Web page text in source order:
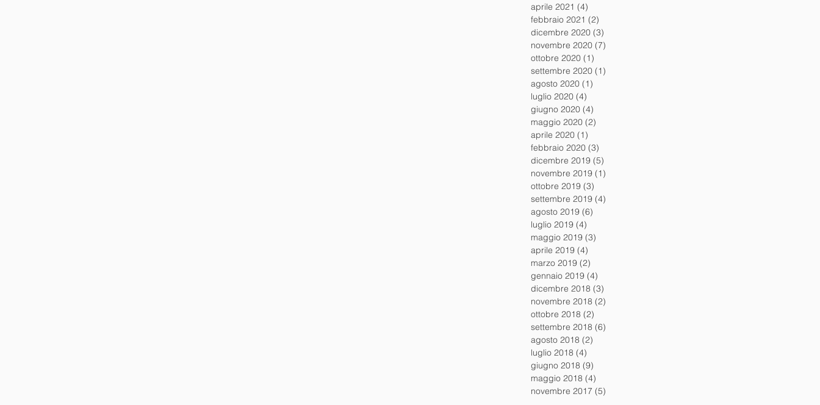
aprile 2021 (4)
febbraio 2021 (2)
dicembre 2020 (3)
novembre 2020 (7)
ottobre 2020 (1)
settembre 2020 (1)
agosto 2020 (1)
luglio 2020 (4)
giugno 2020 (4)
maggio 2020 (2)
aprile 2020 (1)
febbraio 2020 (3)
dicembre 2019 (5)
novembre 2019 (1)
ottobre 2019 (3)
settembre 2019 (4)
agosto 2019 (6)
luglio 2019 (4)
maggio 2019 (3)
aprile 2019 (4)
marzo 2019 (2)
gennaio 2019 (4)
dicembre 2018 (3)
novembre 2018 (2)
ottobre 2018 (2)
settembre 2018 (6)
agosto 2018 (2)
luglio 2018 (4)
giugno 2018 (9)
maggio 2018 (4)
novembre 2017 (5)